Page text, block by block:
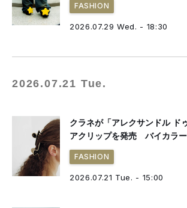
FASHION
2026.07.29 Wed. - 18:30
2026.07.21 Tue.
クラネが「アレクサンドル ド
アクリップを発売 バイカラ
FASHION
2026.07.21 Tue. - 15:00